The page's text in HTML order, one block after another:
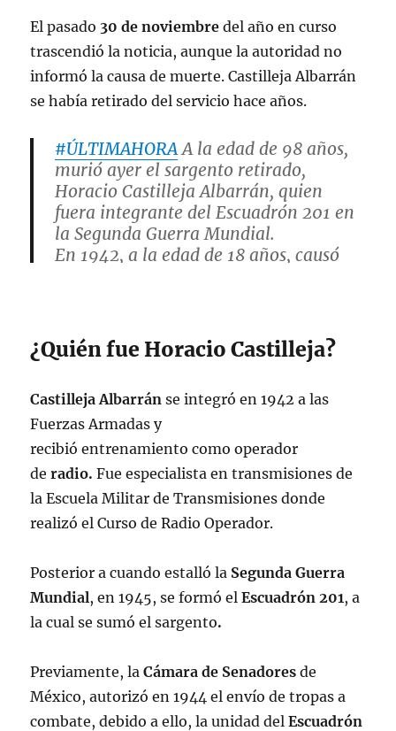
El pasado 30 de noviembre del año en curso
trascendió la noticia, aunque la autoridad no
informó la causa de muerte. Castilleja Albarrán
se había retirado del servicio hace años.
#ÚLTIMAHORAA la edad de 98 años,
murió ayer el sargento retirado,
Horacio Castilleja Albarrán, quien
fuera integrante del Escuadrón 201 en
la Segunda Guerra Mundial.
En 1942, a la edad de 18 años, causó
— Manuel Espino Bucio
¿Quién fue Horacio Castilleja?
Castilleja Albarrán se integró en 1942 a las
Fuerzas Armadas y
recibió entrenamiento como operador
deradio.Fue especialista en transmisiones de
la Escuela Militar de Transmisiones donde
realizó el Curso de Radio Operador.
Posterior a cuando estalló la Segunda Guerra
Mundial, en 1945, se formó elEscuadrón 201, a
la cual se sumó el sargento.
Previamente, laCámara de Senadores de
México, autorizó en 1944 el envío de tropas a
combate, debido a ello, la unidad delEscuadrón